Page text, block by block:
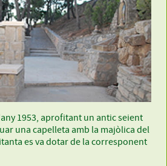
1953, aprofitant un antic seient
una capelleta amb la majòlica del
es va dotar de la corresponent